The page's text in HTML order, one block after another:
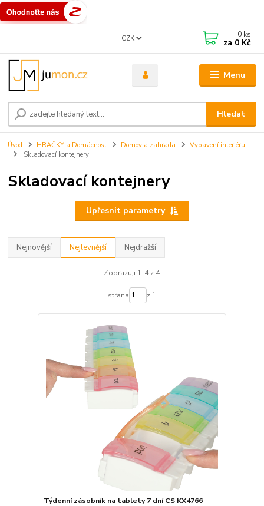
Menu
CZK
Hledat
0 ks
za 0 Kč
Úvod HRAČKY a Domácnost Domov a zahrada
Vybavení interiéru
Skladovací kontejnery
Skladovací kontejnery
Upřesnit parametry
Nejnovější Nejlevnější Nejdražší
Zobrazuji 1-4 z 4
strana z 1
Týdenní zásobník na tablety 7 dní CS KX4766